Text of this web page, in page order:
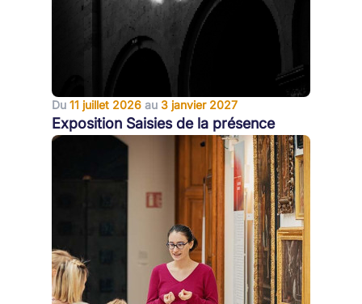
Du 11 juillet 2026 au 3 janvier 2027
Exposition Saisies de la présence